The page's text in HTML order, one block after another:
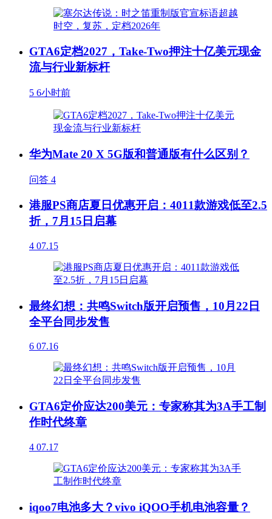
GTA6定档2027，Take-Two押注十亿美元现金
流与行业新标杆
5 6小时前
华为Mate 20 X 5G版和普通版有什么区别？
问答 4
港服PS商店夏日优惠开启：4011款游戏低至2.5
折，7月15日启幕
4 07.15
最终幻想：共鸣Switch版开启预售，10月22日
全平台同步发售
6 07.16
GTA6定价应达200美元：专家称其为3A手工制
作时代终章
4 07.17
iqoo7电池多大？vivo iQOO手机电池容量？